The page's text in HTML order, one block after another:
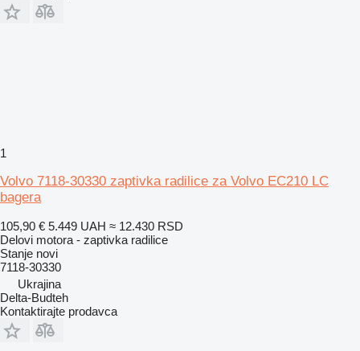
1
Volvo 7118-30330 zaptivka radilice za Volvo EC210 LC
bagera
105,90 € 5.449 UAH ≈ 12.430 RSD
Delovi motora - zaptivka radilice
Stanje novi
7118-30330
Ukrajina
Delta-Budteh
Kontaktirajte prodavca